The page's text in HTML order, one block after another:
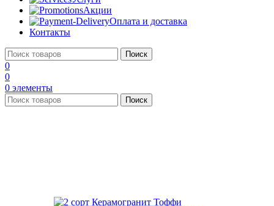
Акции
Оплата и доставка
Контакты
Поиск
0
0
0 элементы
Поиск